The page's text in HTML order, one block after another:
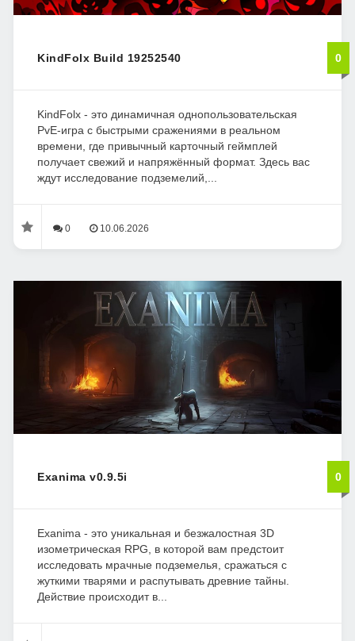
KindFolx Build 19252540 0
KindFolx - это динамичная однопользовательская
PvE-игра с быстрыми сражениями в реальном
времени, где привычный карточный геймплей
получает свежий и напряжённый формат. Здесь вас
ждут исследование подземелий,...
0 10.06.2026
Exanima v0.9.5i 0
Exanima - это уникальная и безжалостная 3D
изометрическая RPG, в которой вам предстоит
исследовать мрачные подземелья, сражаться с
жуткими тварями и распутывать древние тайны.
Действие происходит в...